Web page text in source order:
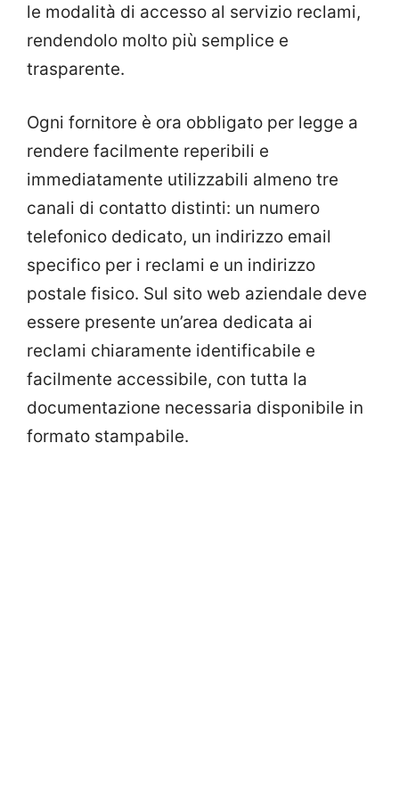
le modalità di accesso al servizio reclami,
rendendolo molto più semplice e
trasparente.
Ogni fornitore è ora obbligato per legge a
rendere facilmente reperibili e
immediatamente utilizzabili almeno tre
canali di contatto distinti: un numero
telefonico dedicato, un indirizzo email
specifico per i reclami e un indirizzo
postale fisico. Sul sito web aziendale deve
essere presente un’area dedicata ai
reclami chiaramente identificabile e
facilmente accessibile, con tutta la
documentazione necessaria disponibile in
formato stampabile.